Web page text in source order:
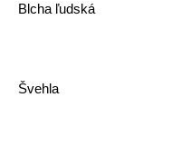
Blcha ľudská
Švehla